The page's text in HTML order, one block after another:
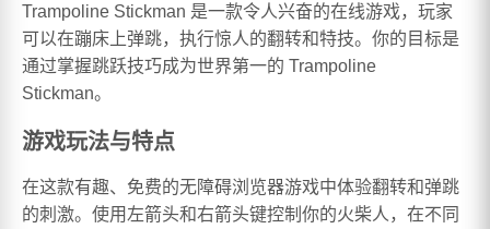
Trampoline Stickman 是一款令人兴奋的在线游戏，玩家
可以在蹦床上弹跳，执行惊人的翻转和特技。你的目标是
通过掌握跳跃技巧成为世界第一的 Trampoline
Stickman。
游戏玩法与特点
在这款有趣、免费的无障碍浏览器游戏中体验翻转和弹跳
的刺激。使用左箭头和右箭头键控制你的火柴人，在不同